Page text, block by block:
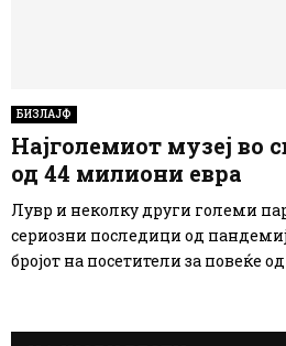
БИЗЛАЈФ
Најголемиот музеј во
од 44 милиони евра
Лувр и неколку други големи
сериозни последици од
бројот на посетители за повеќе од